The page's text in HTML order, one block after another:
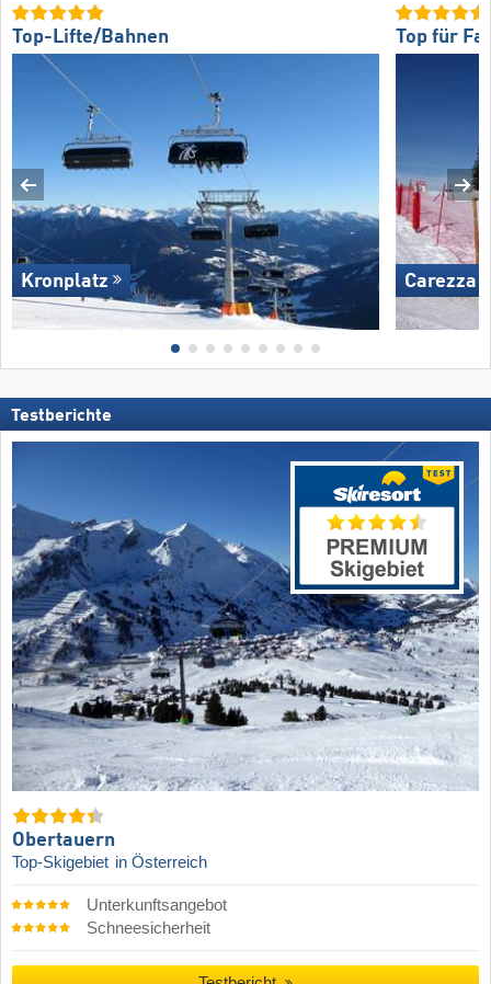
Top-Lifte/Bahnen
Kronplatz
Top für
Carezza
Testberichte
Obertauern
Top-Skigebiet in Österreich
Unterkunftsangebot
Schneesicherheit